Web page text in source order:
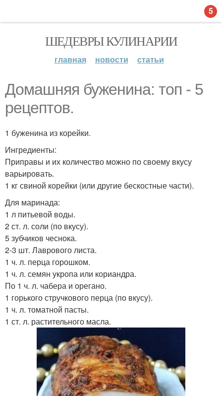
ШЕДЕВРЫ КУЛИНАРИИ
главная новости статьи
Домашняя буженина: топ - 5
рецептов.
1 буженина из корейки.
Ингредиенты:
Приправы и их количество можно по своему вкусу
варьировать.
1 кг свиной корейки (или другие бескостные части).
Для маринада:
1 л питьевой воды.
2 ст. л. соли (по вкусу).
5 зубчиков чеснока.
2-3 шт. Лаврового листа.
1 ч. л. перца горошком.
1 ч. л. семян укропа или кориандра.
По 1 ч. л. чабера и орегано.
1 горького стручкового перца (по вкусу).
1 ч. л. томатной пасты.
1 ст. л. растительного масла.
5